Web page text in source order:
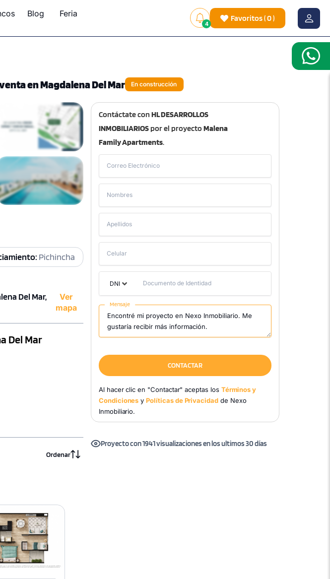
Blog Feria
4
Favoritos(0)
en Magdalena Del Mar En construcción
Contáctate con HL DESARROLLOS
INMOBILIARIOSpor el proyecto Malena
Family Apartments.
Correo Electrónico
Nombres
Apellidos
Celular
DNI Documento de Identidad
Mensaje
CONTACTAR
Al hacer clic en "Contactar" aceptas los Términos y
Condiciones yPolíticas de Privacidadde Nexo
Inmobiliario.
Proyecto con 1941 visualizaciones en los ultimos 30 días
Pichincha
Del Mar,
Ver
mapa
Del Mar
Ordenar